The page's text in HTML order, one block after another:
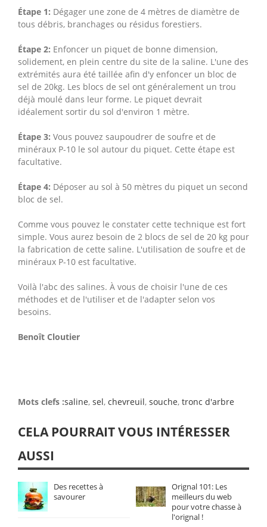
Étape 1: Dégager une zone de 4 mètres de diamètre de
tous débris, branchages ou résidus forestiers.
Étape 2: Enfoncer un piquet de bonne dimension,
solidement, en plein centre du site de la saline. L'une des
extrémités aura été taillée afin d'y enfoncer un bloc de
sel de 20kg. Les blocs de sel ont généralement un trou
déjà moulé dans leur forme. Le piquet devrait
idéalement sortir du sol d'environ 1 mètre.
Étape 3: Vous pouvez saupoudrer de soufre et de
minéraux P-10 le sol autour du piquet. Cette étape est
facultative.
Étape 4: Déposer au sol à 50 mètres du piquet un second
bloc de sel.
Comme vous pouvez le constater cette technique est fort
simple. Vous aurez besoin de 2 blocs de sel de 20 kg pour
la fabrication de cette saline. L'utilisation de soufre et de
minéraux P-10 est facultative.
Voilà l'abc des salines. À vous de choisir l'une de ces
méthodes et de l'utiliser et de l'adapter selon vos
besoins.
Benoît Cloutier
Mots clefs :saline, sel, chevreuil, souche, tronc d'arbre
CELA POURRAIT VOUS INTÉRESSER
AUSSI
Des recettes à
savourer
Orignal 101: Les
meilleurs du web
pour votre chasse à
l'orignal !